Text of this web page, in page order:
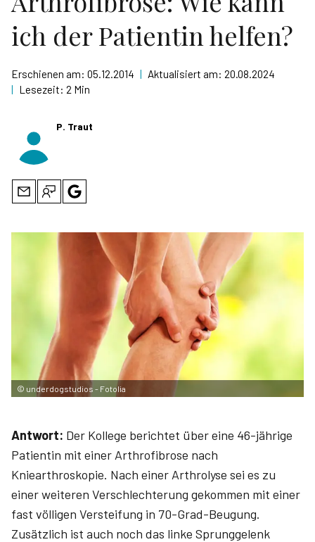
ich der Patientin helfen?
Erschienen am: 05.12.2014 | Aktualisiert am: 20.08.2024
| Lesezeit: 2 Min
P. Traut
© underdogstudios - Fotolia
Antwort: Der Kollege berichtet über eine 46-jährige
Patientin mit einer Arthrofibrose nach
Kniearthroskopie. Nach einer Arthrolyse sei es zu
einer weiteren Verschlechterung gekommen mit einer
fast völligen Versteifung in 70-Grad-Beugung.
Zusätzlich ist auch noch das linke Sprunggelenk